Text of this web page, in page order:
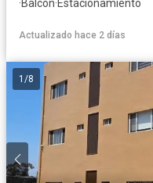
·Balcón·Estacionamiento
Actualizado hace 2 días
1 /8